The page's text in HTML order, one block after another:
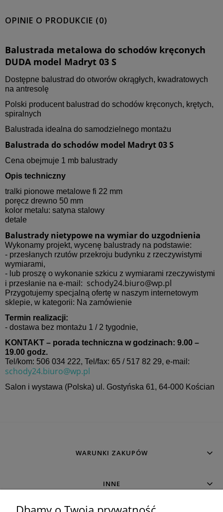
OPINIE O PRODUKCIE (0)
Balustrada metalowa do schodów kręconych
DUDA model Madryt 03 S
Dostępne balustrad do otworów okrągłych, kwadratowych
na antresolę
Polski producent balustrad do schodów kręconych, krętych,
spiralnych
Balustrada idealna do samodzielnego montażu
Balustrada do schodów model Madryt 03 S
Cena obejmuje 1 mb balustrady
Opis techniczny
tralki pionowe metalowe fi 22 mm
poręcz drewno 50 mm
kolor metalu: satyna stalowy
detale
Balustrady nietypowe na wymiar do uzgodnienia
Wykonamy projekt, wycenę balustrady na podstawie:
- przesłanych rzutów przekroju budynku z rzeczywistymi
wymiarami,
- lub proszę o wykonanie szkicu z wymiarami rzeczywistymi
i przesłanie na e-mail: schody24.biuro@wp.pl
Przygotujemy specjalną ofertę w naszym internetowym
sklepie, w kategorii: Na zamówienie
Termin realizacji:
- dostawa bez montażu 1 / 2 tygodnie,
KONTAKT – porada techniczna w godzinach: 9.00 –
19.00 godz.
Tel/kom: 506 034 222, Tel/fax: 65 / 517 82 29, e-mail:
schody24.biuro@wp.pl
Salon i wystawa (Polska) ul. Gostyńska 61, 64-000 Kościan
WARUNKI ZAKUPÓW
INNE